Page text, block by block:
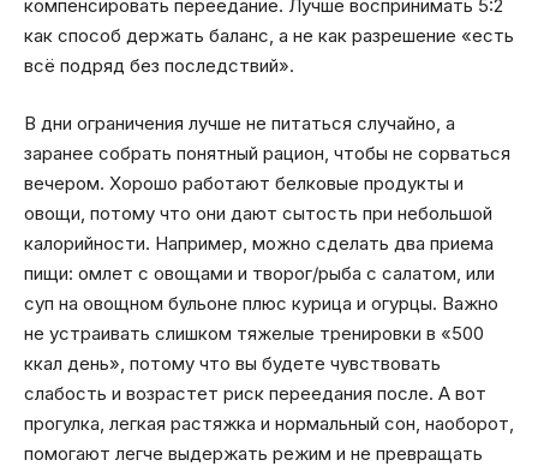
компенсировать переедание. Лучше воспринимать 5:2
как способ держать баланс, а не как разрешение «есть
всё подряд без последствий».
В дни ограничения лучше не питаться случайно, а
заранее собрать понятный рацион, чтобы не сорваться
вечером. Хорошо работают белковые продукты и
овощи, потому что они дают сытость при небольшой
калорийности. Например, можно сделать два приема
пищи: омлет с овощами и творог/рыба с салатом, или
суп на овощном бульоне плюс курица и огурцы. Важно
не устраивать слишком тяжелые тренировки в «500
ккал день», потому что вы будете чувствовать
слабость и возрастет риск переедания после. А вот
прогулка, легкая растяжка и нормальный сон, наоборот,
помогают легче выдержать режим и не превращать